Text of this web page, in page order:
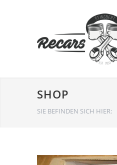
SHOP
SIE BEFINDEN SICH HIER: